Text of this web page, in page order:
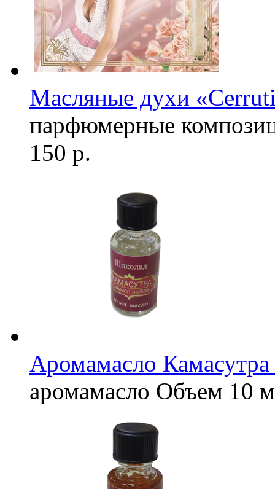
Масляные духи
парфюмерные
150 р.
Аромамасло
аромамасло Объем 10